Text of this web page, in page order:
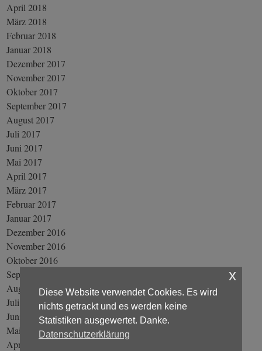
April 2018
März 2018
Februar 2018
Januar 2018
Dezember 2017
November 2017
Oktober 2017
September 2017
August 2017
Juli 2017
Juni 2017
Mai 2017
April 2017
März 2017
Februar 2017
Januar 2017
Dezember 2016
November 2016
Oktober 2016
September 2016
August 2016
Juli 2016
Juni 2016
Mai 2016
April 2016
Diese Website verwendet Cookies. Es wird
nichts getrackt und es werden keine
Statistiken ausgewertet. Danke.
Datenschutzerklärung
x